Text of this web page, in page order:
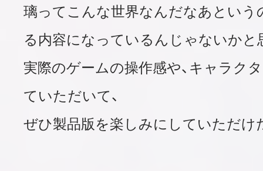
璃ってこんな世界なんだなあとい
る内容になっているんじゃないかと
実際のゲームの操作感や、キャラク
ていただいて、
ぜひ製品版を楽しみにしていただけ